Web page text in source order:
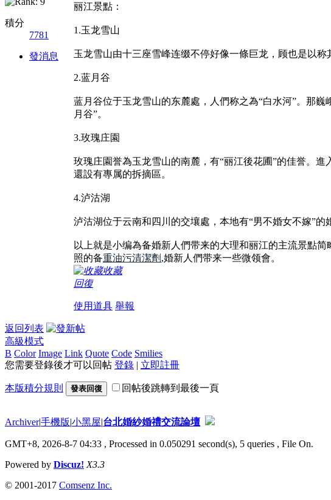
積分
7781
發消息
丽江景點：
1.玉龙雪山
玉龙雪山由十三座雪峰连缀不停好像一條巨龙，顾也是以
2.蓝月谷
蓝月谷位于玉龙雪山的东麓處，人們称之為“白水河”。那
月谷”。
3.玫瑰庄園
玫瑰庄園誉為玉龙雪山的南麓，有“丽江後花圃”的佳誉。
還設有專属的拆摘區。
4.泸沽湖
泸沽湖位于云南和四川的交壤處，本地有“男不婚女不嫁”
以上就是小编為备婚新人們带来的大理和丽江的主流景點
照的备重油污清潔劑 ,婚新人們带来一些微领會。
收藏
回復
使用道具 舉報
返回列表
高級模式
B Color Image Link Quote Code Smilies
您需要登錄後才可以回帖 登錄 | 立即註冊
本版積分規則 發表回復 回帖後跳轉到最後一頁
Archiver|手機版|小黑屋|台北婚紗婚禮交流論壇
GMT+8, 2026-8-7 04:33 , Processed in 0.050291 second(s), 5 queries , File On.
Powered by Discuz! X3.3
© 2001-2017 Comsenz Inc.